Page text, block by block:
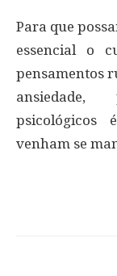
Para que
essencial o
pensamentos
psicológicos
venham se